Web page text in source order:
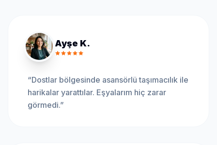
Ayşe K.
“Dostlar bölgesinde asansörlü taşımacılık ile
harikalar yarattılar. Eşyalarım hiç zarar
görmedi.”